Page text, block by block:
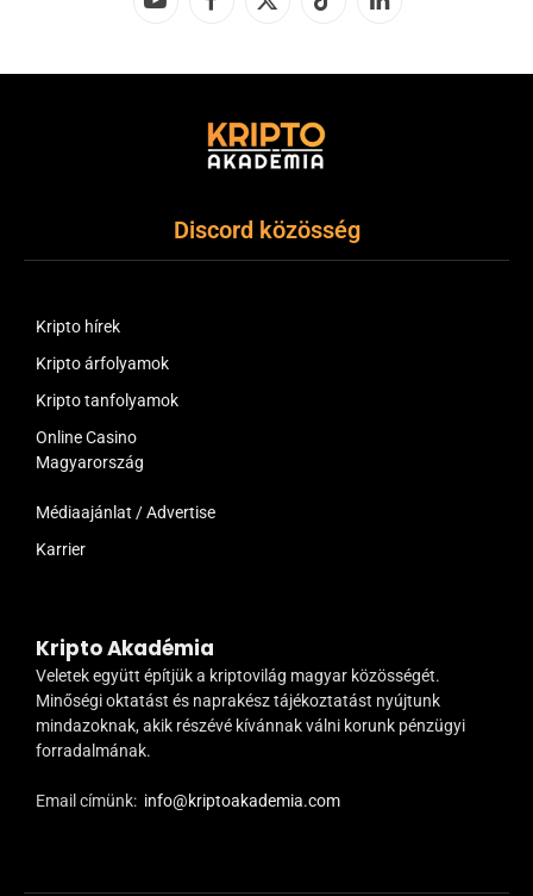
YouTubeFacebook
X
TikTok LinkedIn
Discord közösség
Kripto hírek
Kripto árfolyamok
Kripto tanfolyamok
Online Casino
Magyarország
Médiaajánlat / Advertise
Karrier
Kripto Akadémia
Veletek együtt építjük a kriptovilág magyar közösségét.
Minőségi oktatást és naprakész tájékoztatást nyújtunk
mindazoknak, akik részévé kívánnak válni korunk pénzügyi
forradalmának.
Email címünk: info@kriptoakademia.com